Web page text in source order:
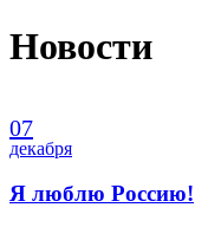
Новости
07
декабря
Я люблю Россию!